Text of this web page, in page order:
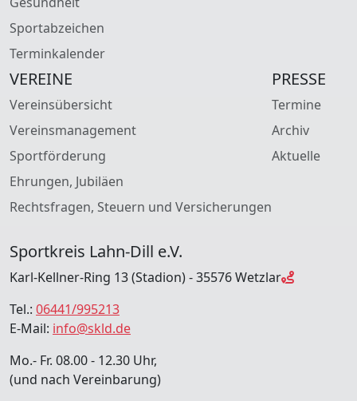
Sportabzeichen
Terminkalender
VEREINE
Vereinsübersicht
Vereinsmanagement
Sportförderung
Ehrungen, Jubiläen
Rechtsfragen, Steuern und Versicherungen
PRESSE
Termine
Archiv
Aktuelle
Sportkreis Lahn-Dill e.V.
Karl-Kellner-Ring 13 (Stadion) - 35576 Wetzlar
Tel.: 06441/995213
E-Mail: info@skld.de
Mo.- Fr. 08.00 - 12.30 Uhr,
(und nach Vereinbarung)